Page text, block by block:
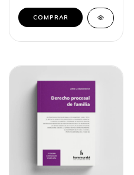
COMPRAR